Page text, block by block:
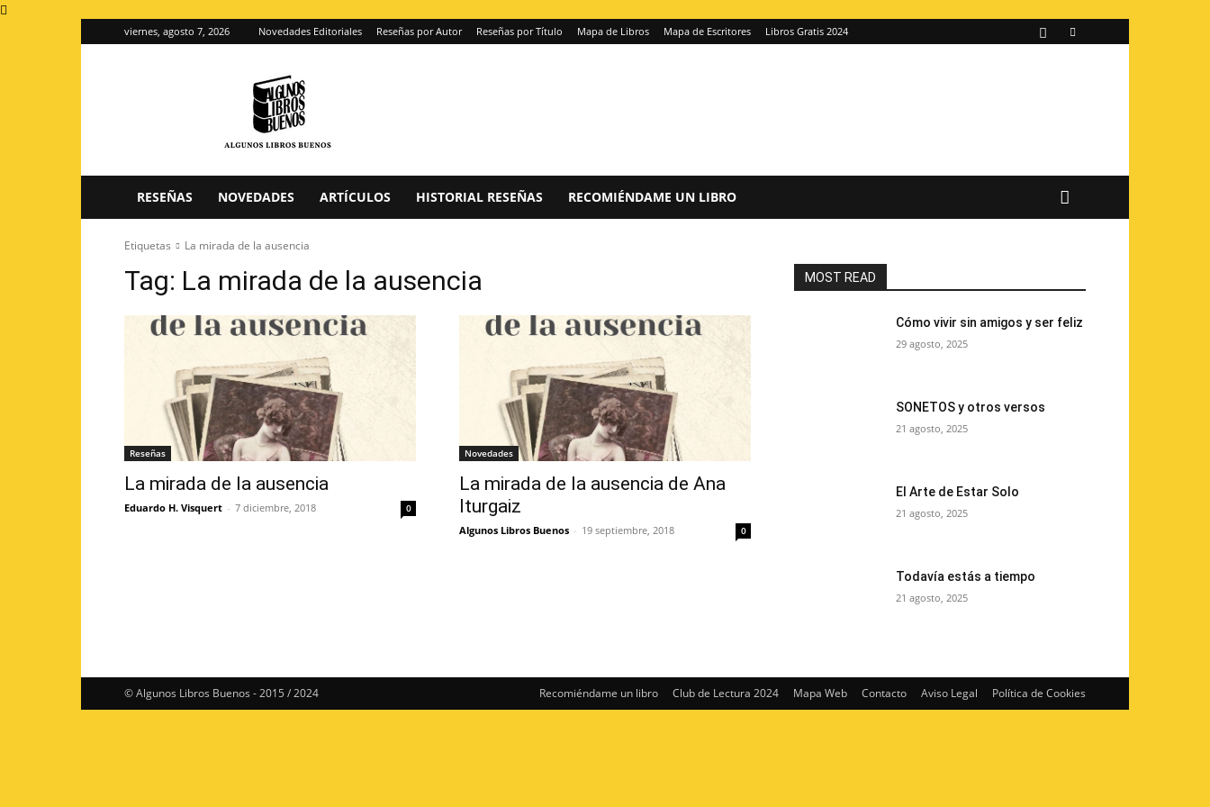
viernes, agosto 7, 2026 Novedades Editoriales Reseñas por Autor Reseñas por Título Mapa de Libros Mapa de Escritores Libros Gratis 2024
de
reseñas
RESEÑAS NOVEDADES ARTÍCULOS HISTORIAL RESEÑAS RECOMIÉNDAME UN LIBRO
Etiquetas La mirada de la ausencia
Tag: La mirada de la ausencia
Reseñas
La mirada de la ausencia
Eduardo H. Visquert - 7 diciembre, 2018 0
Novedades
La mirada de la ausencia de Ana
Iturgaiz
Algunos Libros Buenos - 19 septiembre, 2018 0
MOST READ
Cómo vivir sin amigos y ser feliz
29 agosto, 2025
SONETOS y otros versos
21 agosto, 2025
El Arte de Estar Solo
21 agosto, 2025
Todavía estás a tiempo
21 agosto, 2025
Recomiéndame un libro Club de Lectura 2024 Mapa Web Contacto Aviso Legal Política de Cookies
© Algunos Libros Buenos - 2015 / 2024